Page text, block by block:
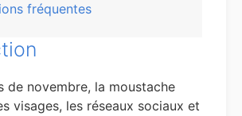
fréquentes
de novembre, la moustache
visages, les réseaux sociaux et